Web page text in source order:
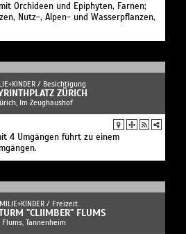
Orchideen und Epiphyten, Farnen;
Nutz-, Alpen- und Wasserpflanzen,
/ Besichtigung
ZÜRICH
Im Zeughaushof
4 Umgängen führt zu einem
/ Freizeit
"CLIIMBER" FLUMS
Flums, Tannenheim